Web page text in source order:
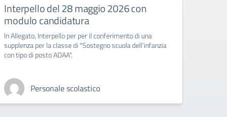
Interpello del 28 maggio 2026 con
modulo candidatura
In Allegato, Interpello per per il conferimento di una
supplenza per la classe di "Sostegno scuola dell’infanzia
con tipo di posto ADAA".
Personale scolastico